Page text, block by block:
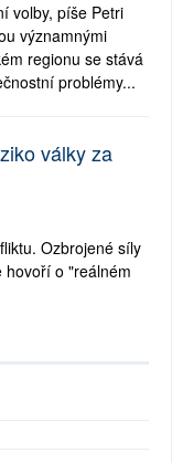
volby, píše Petri
významnými
regionu se stává
problémy...
války za
Ozbrojené síly
hovoří o "reálném